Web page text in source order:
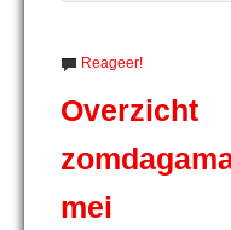
Reageer!
Overzicht
mei